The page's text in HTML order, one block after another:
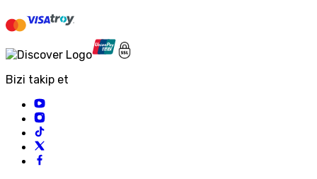
Bizi takip et